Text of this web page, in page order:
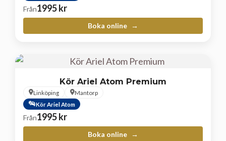
Från1995kr
Boka online
Kör Ariel Atom Premium
Linköping
Mantorp
Kör Ariel Atom
Från1995kr
Boka online